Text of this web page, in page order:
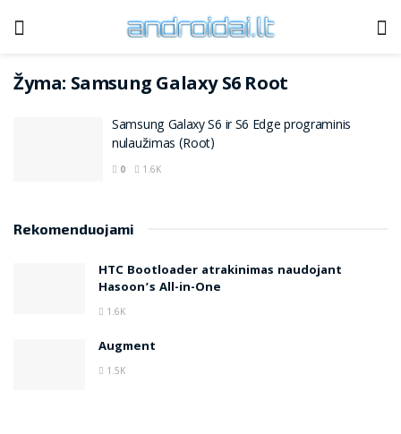
Žyma: Samsung Galaxy S6 Root
Samsung Galaxy S6 ir S6 Edge programinis
nulaužimas (Root)
0 1.6K
Rekomenduojami
HTC Bootloader atrakinimas naudojant
Hasoon’s All-in-One
1.6K
Augment
1.5K